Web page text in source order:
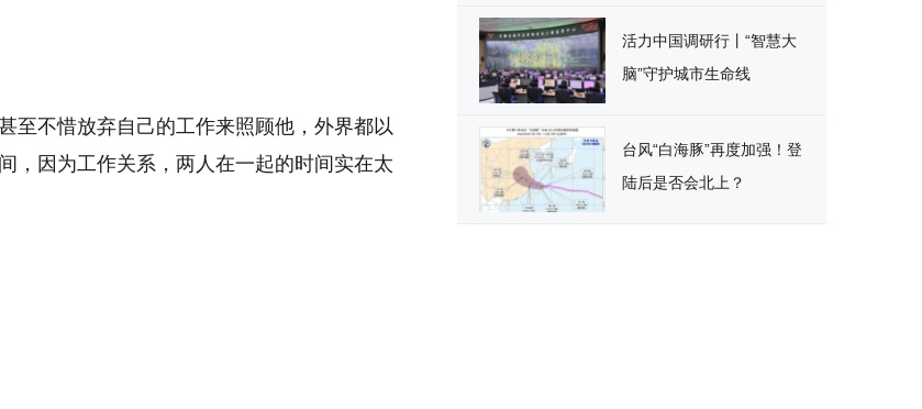
至不惜放弃自己的工作来照顾他，外界都以
，因为工作关系，两人在一起的时间实在太
活力中国调研行丨“智慧大
脑”守护城市生命线
台风“白海豚”再度加强！登
陆后是否会北上？